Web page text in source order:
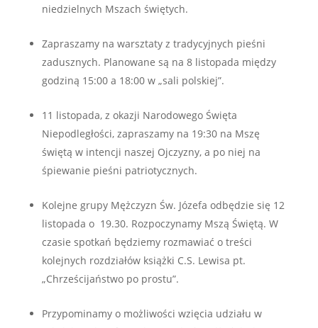
niedzielnych Mszach świętych.
Zapraszamy na warsztaty z tradycyjnych pieśni
zadusznych. Planowane są na 8 listopada między
godziną 15:00 a 18:00 w „sali polskiej”.
11 listopada, z okazji Narodowego Święta
Niepodległości, zapraszamy na 19:30 na Mszę
świętą w intencji naszej Ojczyzny, a po niej na
śpiewanie pieśni patriotycznych.
Kolejne grupy Mężczyzn Św. Józefa odbędzie się 12
listopada o 19.30. Rozpoczynamy Mszą Świętą. W
czasie spotkań będziemy rozmawiać o treści
kolejnych rozdziałów książki C.S. Lewisa pt.
„Chrześcijaństwo po prostu”.
Przypominamy o możliwości wzięcia udziału w